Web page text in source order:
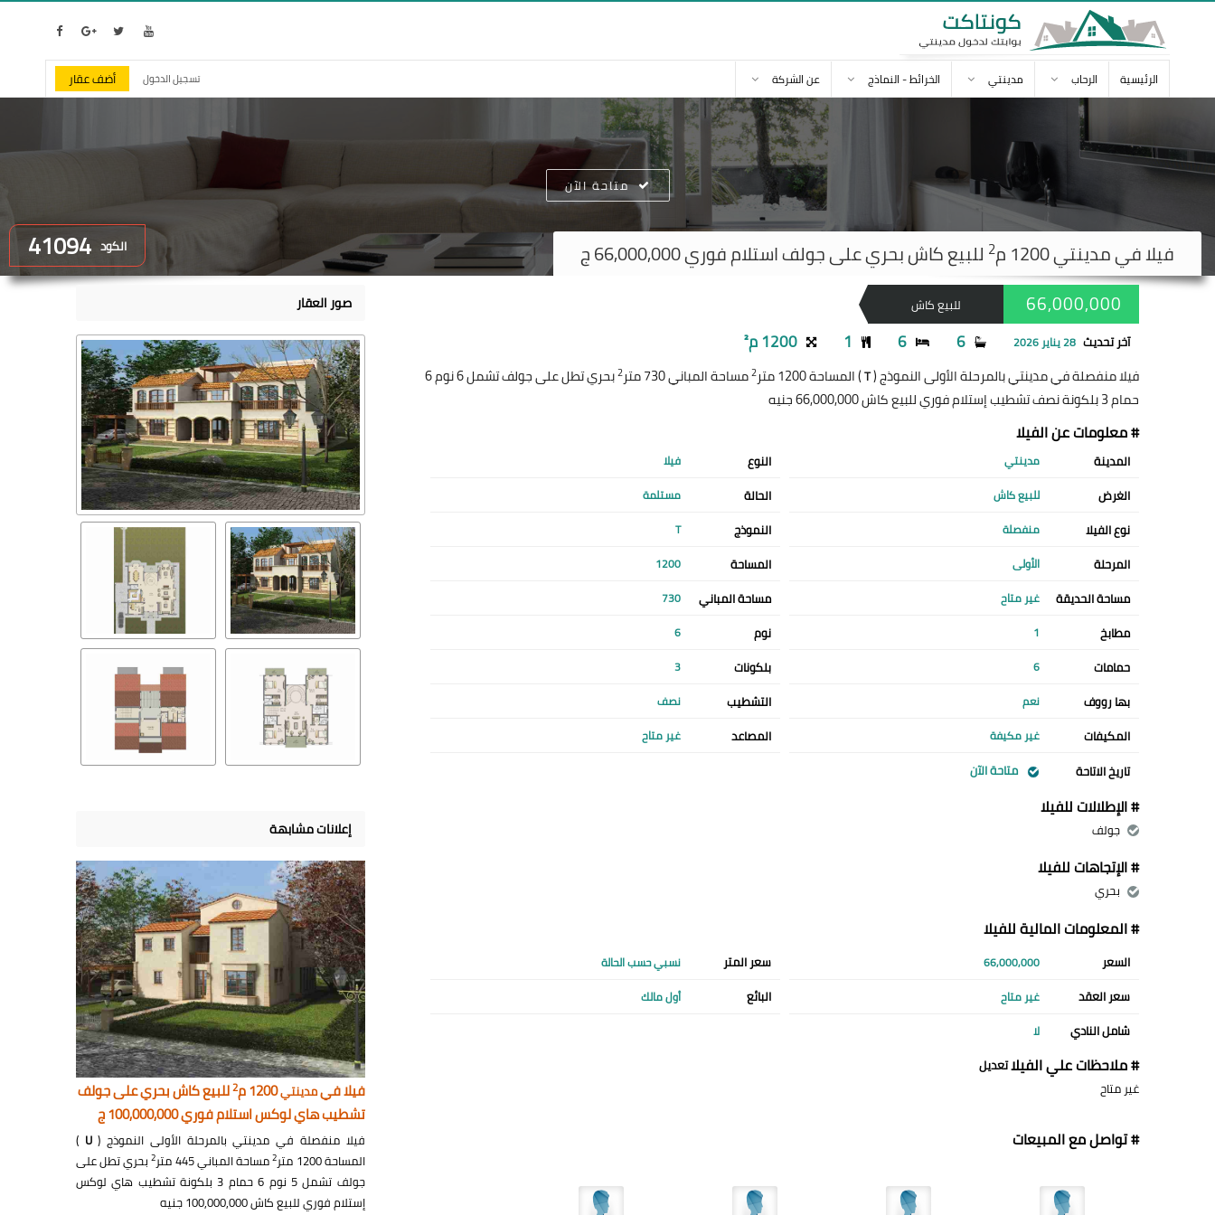
الرئيسية الرحاب مدينتي الخرائط - النماذج عن الشركة تسجيل الدخول أضف عقار
الكود 41094 فيلا فيمدينتي 2 للبيع كاش بحري على جولف استلام فوري 66,000,000 ج
متاحة الآن
للبيع كاش 66,000,000
آخر تحديث 28 يناير 2026 6
6
1 1200 م²
فيلا منفصلة في مدينتي بالمرحلة الأولى النموذج (T) المساحة 1200 متر 2مساحة المباني 730 متر 2
بحري تطل على جولف تشمل 6 نوم 6
حمام 3 بلكونة نصف تشطيب إستلام فوري للبيع كاش 66,000,000 جنيه
# معلومات عن الفيلا
المدينة مدينتي النوع فيلا
الغرض للبيع كاش الحالة مستلمة
نوع الفيلا منفصلة النموذج T
المرحلة الأولى المساحة 1200
مساحة الحديقة غير متاح مساحة المباني 730
مطابخ 1 نوم 6
حمامات 6 بلكونات 3
بها رووف نعم التشطيب نصف
المكيفات غير مكيفة المصاعد غير متاح
تاريخ الاتاحة متاحة الآن
# الإطلالات للفيلا
جولف
# الإتجاهات للفيلا
بحري
# المعلومات المالية للفيلا
السعر 66,000,000 سعر المتر نسبي حسب الحالة
سعر العقد غير متاح البائع أول مالك
شامل النادي لا
# ملاحظات علي الفيلاتعديل
غير متاح
# تواصل مع المبيعات
صور العقار
إعلانات مشابهة
فيلا فيمدينتي1200 م 2للبيع كاش بحري على جولف
تشطيب هاي لوكس استلام فوري 100,000,000 ج
فيلا منفصلة في مدينتي بالمرحلة الأولى النموذج (U
)
المساحة 1200 متر
2مساحة المباني 445 متر 2بحري تطل على
جولف تشمل 5 نوم 6 حمام 3 بلكونة تشطيب هاي لوكس
إستلام فوري للبيع كاش 100,000,000 جنيه